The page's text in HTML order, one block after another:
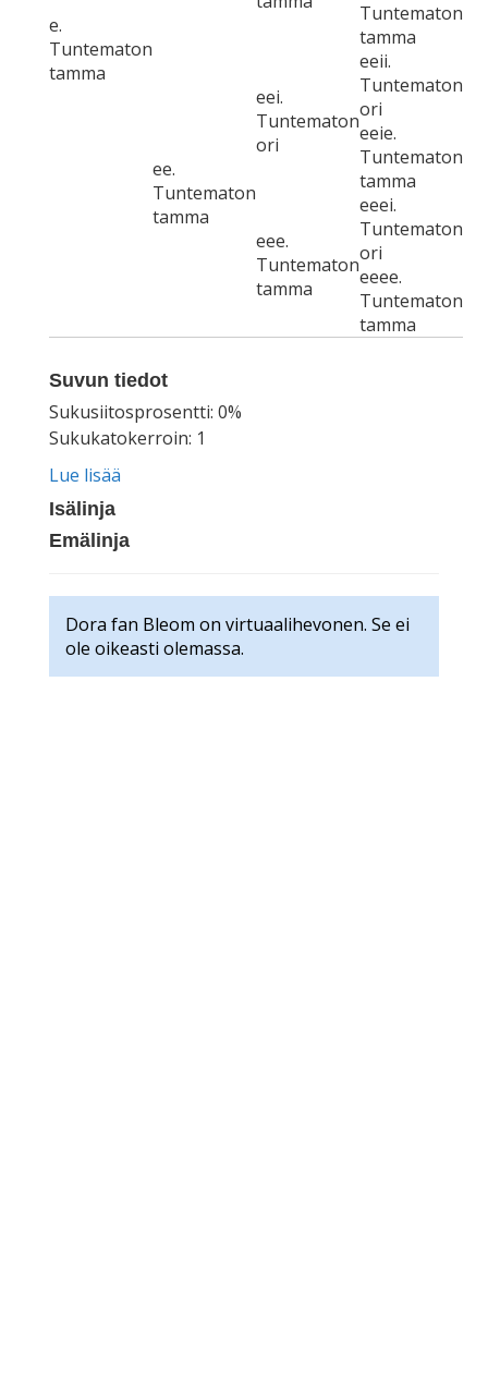
e.
Tuntematon
tamma
Tuntematon
tamma
ee.
Tuntematon
tamma
eei.
Tuntematon
ori
eeii.
Tuntematon
ori
eeie.
Tuntematon
tamma
eee.
Tuntematon
tamma
eeei.
Tuntematon
ori
eeee.
Tuntematon
tamma
Suvun tiedot
Sukusiitosprosentti: 0%
Sukukatokerroin: 1
Lue lisää
Isälinja
Emälinja
Dora fan Bleom on virtuaalihevonen. Se ei
ole oikeasti olemassa.